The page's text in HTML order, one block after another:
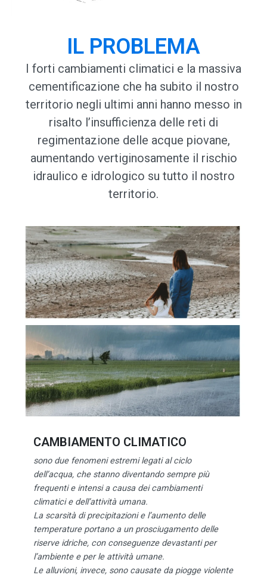
IL PROBLEMA
I forti cambiamenti climatici e la massiva
cementificazione che ha subito il nostro
territorio negli ultimi anni hanno messo in
risalto l’insufficienza delle reti di
regimentazione delle acque piovane,
aumentando vertiginosamente il rischio
idraulico e idrologico su tutto il nostro
territorio.
CAMBIAMENTO CLIMATICO
sono due fenomeni estremi legati al ciclo
dell’acqua, che stanno diventando sempre più
frequenti e intensi a causa dei cambiamenti
climatici e dell’attività umana.
La scarsità di precipitazioni e l’aumento delle
temperature portano a un prosciugamento delle
riserve idriche, con conseguenze devastanti per
l’ambiente e per le attività umane.
Le alluvioni, invece, sono causate da piogge violente